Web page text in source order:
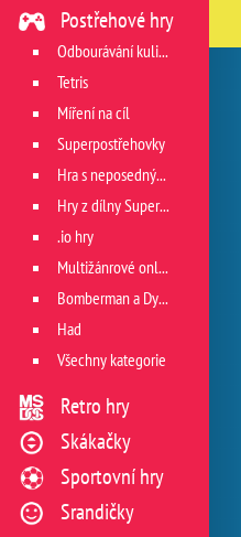
Postřehové hry
Odbourávání kuliček
Tetris
Míření na cíl
Superpostřehovky
Hra s neposedným míčkem
Hry z dílny Superhry.cz
.io hry
Multižánrové online hry
Bomberman a Dyna Blaster
Had
Všechny kategorie
Retro hry
Skákačky
Sportovní hry
Srandičky